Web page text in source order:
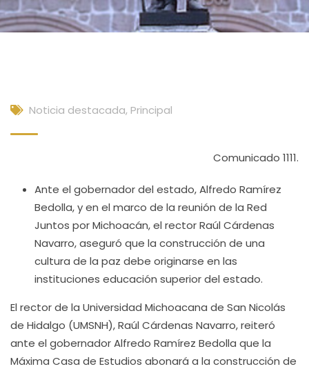
Noticia destacada, Principal
Comunicado 1111.
Ante el gobernador del estado, Alfredo Ramírez
Bedolla, y en el marco de la reunión de la Red
Juntos por Michoacán, el rector Raúl Cárdenas
Navarro, aseguró que la construcción de una
cultura de la paz debe originarse en las
instituciones educación superior del estado.
El rector de la Universidad Michoacana de San Nicolás
de Hidalgo (UMSNH), Raúl Cárdenas Navarro, reiteró
ante el gobernador Alfredo Ramírez Bedolla que la
Máxima Casa de Estudios abonará a la construcción de